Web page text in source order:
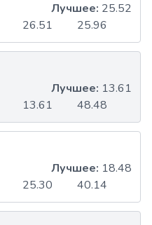
26.51 25.96
Лучшее: 25.52
13.61 48.48
Лучшее: 13.61
25.30 40.14
Лучшее: 18.48